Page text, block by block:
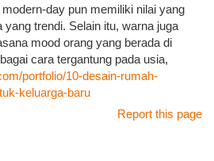
day pun memiliki nilai yang
trendi. Selain itu, warna juga
mood orang yang berada di
cara tergantung pada usia,
portfolio/10-desain-rumah-
keluarga-baru
Report this page